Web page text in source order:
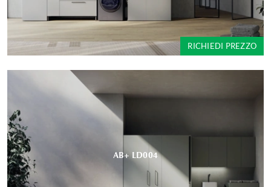
RICHIEDI PREZZO
AB+ LD004